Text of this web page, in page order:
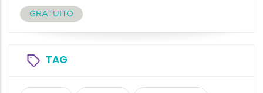
GRATUITO
TAG